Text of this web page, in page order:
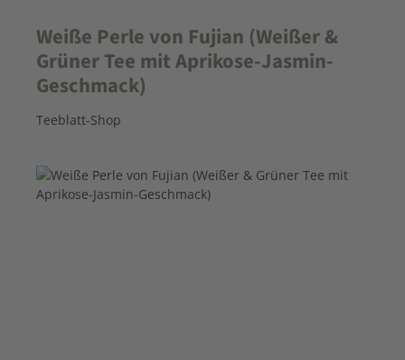
Weiße Perle von Fujian (Weißer &
Grüner Tee mit Aprikose-Jasmin-
Geschmack)
Teeblatt-Shop
Bildergalerie überspringen